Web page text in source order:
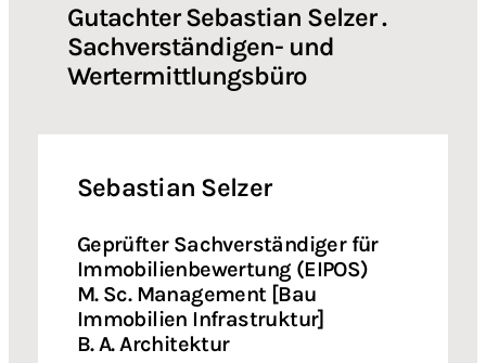
Gutachter Sebastian Selzer .
Sachverständigen- und
Wertermittlungsbüro
Sebastian Selzer
Geprüfter Sachverständiger für
Immobilienbewertung (EIPOS)
M. Sc. Management [Bau
Immobilien Infrastruktur]
B. A. Architektur